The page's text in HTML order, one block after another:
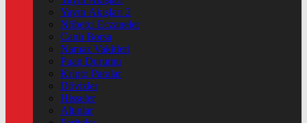
Yayın Akışları 2
Nöbetçi Eczaneler
Canlı Borsa
Namaz Vakitleri
Puan Durumu
Kripto Paralar
Dövizler
Hisseler
Altınlar